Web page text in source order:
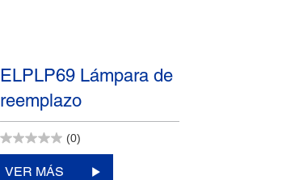
ELPLP69 Lámpara de
reemplazo
(0)
VER MÁS